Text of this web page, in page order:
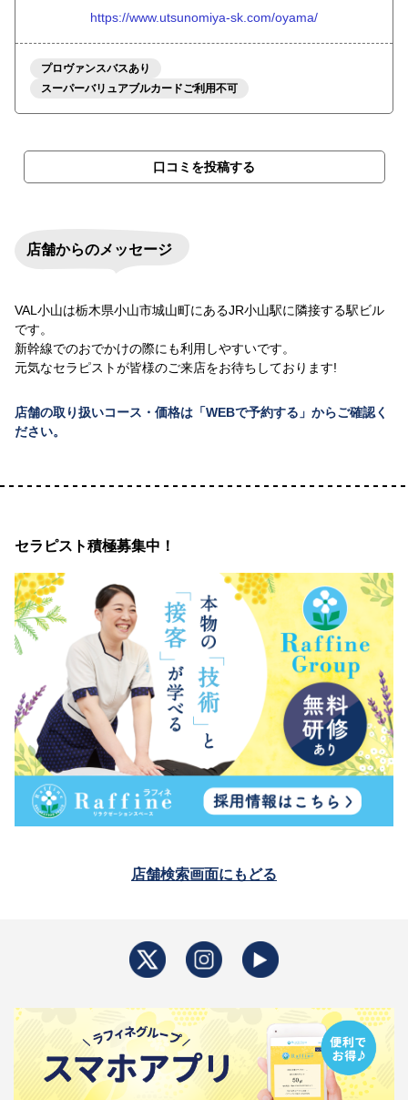
https://www.utsunomiya-sk.com/oyama/
プロヴァンスバスあり
スーパーバリュアブルカードご利用不可
口コミを投稿する
店舗からのメッセージ
VAL小山は栃木県小山市城山町にあるJR小山駅に隣接する駅ビル
です。
新幹線でのおでかけの際にも利用しやすいです。
元気なセラピストが皆様のご来店をお待ちしております!
店舗の取り扱いコース・価格は「WEBで予約する」からご確認く
ださい。
セラピスト積極募集中！
店舗検索画面にもどる